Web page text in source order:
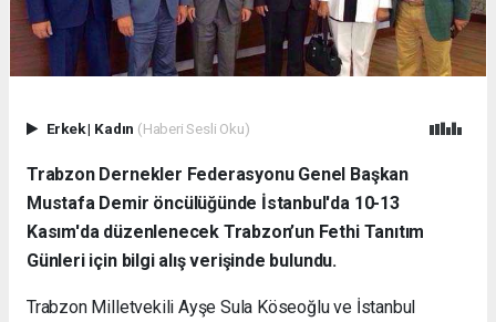
Erkek| Kadın (Haberi Sesli Oku)
Trabzon Dernekler Federasyonu Genel Başkan
Mustafa Demir öncülüğünde İstanbul'da 10-13
Kasım'da düzenlenecek Trabzon’un Fethi Tanıtım
Günleri için bilgi alış verişinde bulundu.
Trabzon Milletvekili Ayşe Sula Köseoğlu ve İstanbul